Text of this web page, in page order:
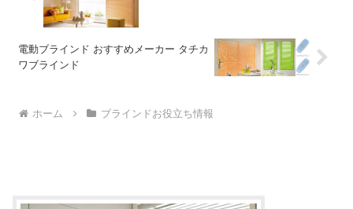
電動ブラインド おすすめメーカー タチカ
ワブラインド
ホーム ブラインドお役立ち情報